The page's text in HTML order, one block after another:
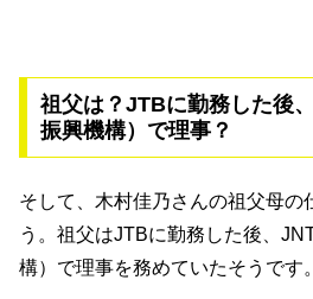
祖父は？JTBに勤務した後
振興機構）で理事？
そして、木村佳乃さんの祖父母の
う。祖父はJTBに勤務した後、
構）で理事を務めていたそうです。